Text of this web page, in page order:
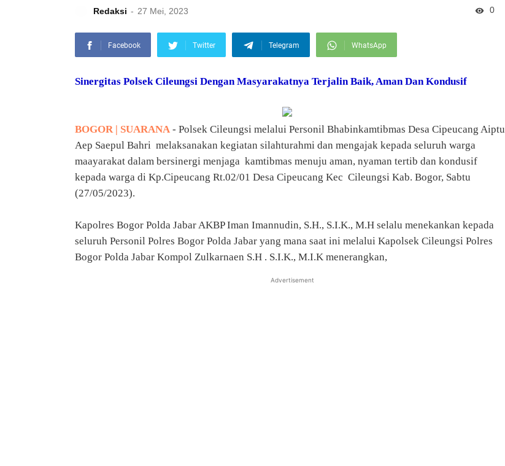
Redaksi 27 Mei, 2023 0
Facebook Twitter Telegram WhatsApp
Sinergitas Polsek Cileungsi Dengan Masyarakatnya Terjalin Baik, Aman Dan Kondusif
BOGOR | SUARANA - Polsek Cileungsi melalui Personil Bhabinkamtibmas Desa Cipeucang Aiptu
Aep Saepul Bahri melaksanakan kegiatan silahturahmi dan mengajak kepada seluruh warga
maayarakat dalam bersinergi menjaga kamtibmas menuju aman, nyaman tertib dan kondusif
kepada warga di Kp.Cipeucang Rt.02/01 Desa Cipeucang Kec Cileungsi Kab. Bogor, Sabtu
(27/05/2023).
Kapolres Bogor Polda Jabar AKBP Iman Imannudin, S.H., S.I.K., M.H selalu menekankan kepada
seluruh Personil Polres Bogor Polda Jabar yang mana saat ini melalui Kapolsek Cileungsi Polres
Bogor Polda Jabar Kompol Zulkarnaen S.H . S.I.K., M.I.K menerangkan,
Advertisement